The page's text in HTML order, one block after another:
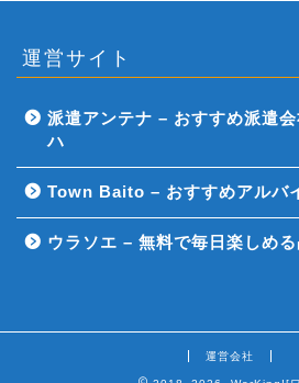
運営サイト
派遣アンテナ – おすすめ派遣
ハ
Town Baito – おすすめアルバ
ウラソエ – 無料で毎日楽しめる
運営会社